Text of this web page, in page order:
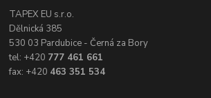
TAPEX EU s.r.o.
Dělnická 385
530 03 Pardubice - Černá za Bory
tel: +420 777 461 661
fax: +420 463 351 534